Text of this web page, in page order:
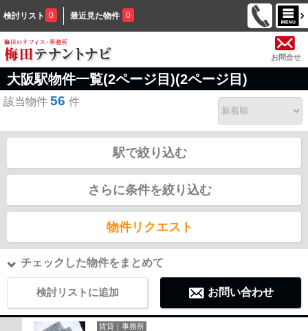
検討リスト 0 最近見た物件 0
お問合せ
大阪駅物件一覧(2ページ目)(2ページ目)
該当物件 56 件
駅で絞り込む
さらに条件を絞り込む
物件リクエスト
チェックした物件をまとめて
検討リストに追加 お問い合わせ
賃貸｜事務所